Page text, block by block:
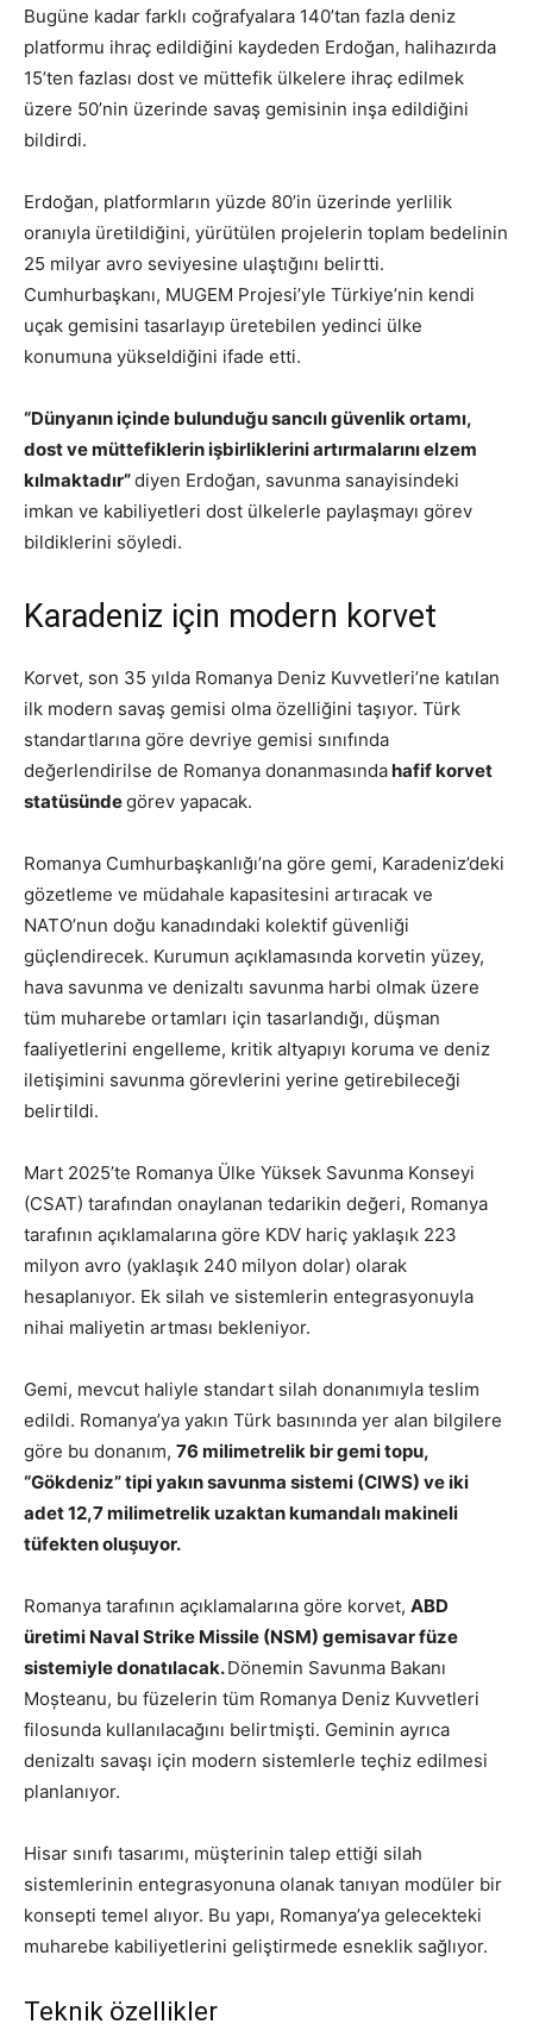
Bugüne kadar farklı coğrafyalara 140’tan fazla deniz
platformu ihraç edildiğini kaydeden Erdoğan, halihazırda
15’ten fazlası dost ve müttefik ülkelere ihraç edilmek
üzere 50’nin üzerinde savaş gemisinin inşa edildiğini
bildirdi.
Erdoğan, platformların yüzde 80’in üzerinde yerlilik
oranıyla üretildiğini, yürütülen projelerin toplam bedelinin
25 milyar avro seviyesine ulaştığını belirtti.
Cumhurbaşkanı, MUGEM Projesi’yle Türkiye’nin kendi
uçak gemisini tasarlayıp üretebilen yedinci ülke
konumuna yükseldiğini ifade etti.
“Dünyanın içinde bulunduğu sancılı güvenlik ortamı,
dost ve müttefiklerin işbirliklerini artırmalarını elzem
kılmaktadır”diyen Erdoğan, savunma sanayisindeki
imkan ve kabiliyetleri dost ülkelerle paylaşmayı görev
bildiklerini söyledi.
Karadeniz için modern korvet
Korvet, son 35 yılda Romanya Deniz Kuvvetleri’ne katılan
ilk modern savaş gemisi olma özelliğini taşıyor. Türk
standartlarına göre devriye gemisi sınıfında
değerlendirilse de Romanya donanmasındahafif korvet
statüsündegörev yapacak.
Romanya Cumhurbaşkanlığı’na göre gemi, Karadeniz’deki
gözetleme ve müdahale kapasitesini artıracak ve
NATO’nun doğu kanadındaki kolektif güvenliği
güçlendirecek. Kurumun açıklamasında korvetin yüzey,
hava savunma ve denizaltı savunma harbi olmak üzere
tüm muharebe ortamları için tasarlandığı, düşman
faaliyetlerini engelleme, kritik altyapıyı koruma ve deniz
iletişimini savunma görevlerini yerine getirebileceği
belirtildi.
Mart 2025’te Romanya Ülke Yüksek Savunma Konseyi
(CSAT) tarafından onaylanan tedarikin değeri, Romanya
tarafının açıklamalarına göre KDV hariç yaklaşık 223
milyon avro (yaklaşık 240 milyon dolar) olarak
hesaplanıyor. Ek silah ve sistemlerin entegrasyonuyla
nihai maliyetin artması bekleniyor.
Gemi, mevcut haliyle standart silah donanımıyla teslim
edildi. Romanya’ya yakın Türk basınında yer alan bilgilere
göre bu donanım, 76 milimetrelik bir gemi topu,
“Gökdeniz” tipi yakın savunma sistemi (CIWS) ve iki
adet 12,7 milimetrelik uzaktan kumandalı makineli
tüfekten oluşuyor.
Romanya tarafının açıklamalarına göre korvet, ABD
üretimi Naval Strike Missile (NSM) gemisavar füze
sistemiyle donatılacak.Dönemin Savunma Bakanı
Moșteanu, bu füzelerin tüm Romanya Deniz Kuvvetleri
filosunda kullanılacağını belirtmişti. Geminin ayrıca
denizaltı savaşı için modern sistemlerle teçhiz edilmesi
planlanıyor.
Hisar sınıfı tasarımı, müşterinin talep ettiği silah
sistemlerinin entegrasyonuna olanak tanıyan modüler bir
konsepti temel alıyor. Bu yapı, Romanya’ya gelecekteki
muharebe kabiliyetlerini geliştirmede esneklik sağlıyor.
Teknik özellikler